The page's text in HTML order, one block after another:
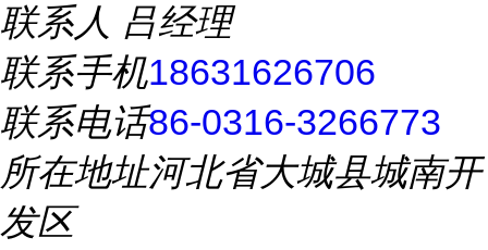
联系人 吕经理
联系手机18631626706
联系电话86-0316-3266773
所在地址河北省大城县城南开
发区